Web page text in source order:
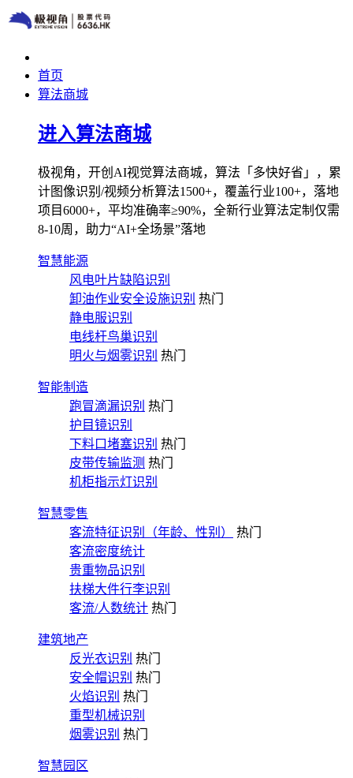
首页
算法商城
进入算法商城
极视角，开创AI视觉算法商城，算法「多快好省」，累
计图像识别/视频分析算法1500+，覆盖行业100+，落地
项目6000+，平均准确率≥90%，全新行业算法定制仅需
8-10周，助力“AI+全场景”落地
智慧能源
风电叶片缺陷识别
卸油作业安全设施识别 热门
静电服识别
电线杆鸟巢识别
明火与烟雾识别 热门
智能制造
跑冒滴漏识别 热门
护目镜识别
下料口堵塞识别 热门
皮带传输监测 热门
机柜指示灯识别
智慧零售
客流特征识别（年龄、性别）
热门
客流密度统计
贵重物品识别
扶梯大件行李识别
客流/人数统计 热门
建筑地产
反光衣识别 热门
安全帽识别 热门
火焰识别 热门
重型机械识别
烟雾识别 热门
智慧园区